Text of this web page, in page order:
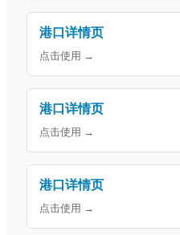
港口详情页
点击使用 →
港口详情页
点击使用 →
港口详情页
点击使用 →